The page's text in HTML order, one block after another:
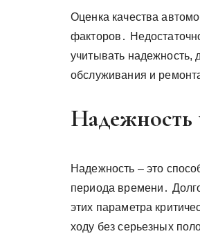
Оценка качества
факторов․
учитывать надежность,
обслуживания и
Надежность
Надежность – это
периода времени․
этих параметра
ходу без серьезных